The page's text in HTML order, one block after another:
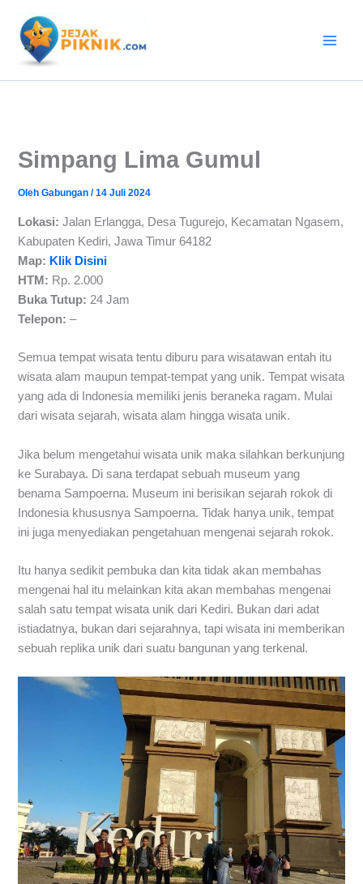
konten
Simpang Lima Gumul
OlehGabungan/14 Juli 2024
Lokasi:Jalan Erlangga, Desa Tugurejo, Kecamatan Ngasem,
Kabupaten Kediri, Jawa Timur 64182
Map: Klik Disini
HTM: Rp. 2.000
Buka Tutup: 24 Jam
Telepon:–
Semua tempat wisata tentu diburu para wisatawan entah itu
wisata alam maupun tempat-tempat yang unik. Tempat wisata
yang ada di Indonesia memiliki jenis beraneka ragam. Mulai
dari wisata sejarah, wisata alam hingga wisata unik.
Jika belum mengetahui wisata unik maka silahkan berkunjung
ke Surabaya. Di sana terdapat sebuah museum yang
benama Sampoerna. Museum ini berisikan sejarah rokok di
Indonesia khususnya Sampoerna. Tidak hanya unik, tempat
ini juga menyediakan pengetahuan mengenai sejarah rokok.
Itu hanya sedikit pembuka dan kita tidak akan membahas
mengenai hal itu melainkan kita akan membahas mengenai
salah satu tempat wisata unik dari Kediri. Bukan dari adat
istiadatnya, bukan dari sejarahnya, tapi wisata ini memberikan
sebuah replika unik dari suatu bangunan yang terkenal.